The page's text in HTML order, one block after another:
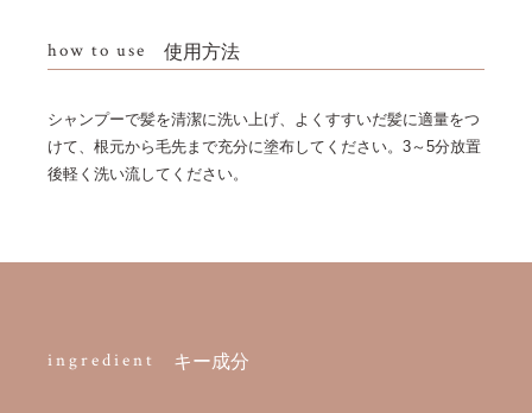
how to use 使用方法
シャンプーで髪を清潔に洗い上げ、よくすすいだ髪に適量をつ
けて、根元から毛先まで充分に塗布してください。3～5分放置
後軽く洗い流してください。
ingredient キー成分